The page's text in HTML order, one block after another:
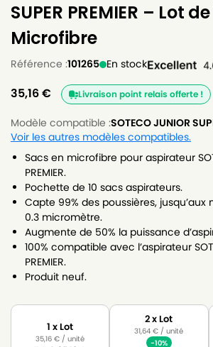
SUPER PREMIER – Lot
Microfibre
Référence :101265 En stock
35,16€ Livraison point relais offerte !
Modèle compatible :SOTECO JUNIOR
Voir les autres modèles compatibles.
Sacs en microfibre pour aspirateur
PREMIER.
Pochette de 10 sacs aspirateurs.
Capte 99% des poussières,
0.3 micromètre.
Augmente de 50% la puissance
100% compatible avec l’aspirateur
PREMIER.
Produit neuf.
1 x Lot
35,16€ / unité
2 x Lot
31,64€ / unité
-10%